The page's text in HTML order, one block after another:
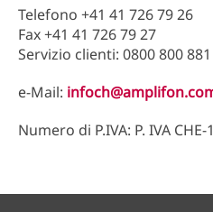
Telefono +41 41 726 79 26
Fax +41 41 726 79 27
Servizio clienti: 0800 800 881
e-Mail:
Numero di P.IVA: P. IVA